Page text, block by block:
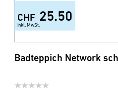
+1
CHF 25.50
inkl. MwSt.
Badteppich Network